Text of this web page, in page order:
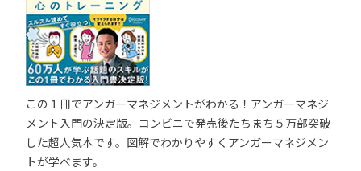
この１冊でアンガーマネジメントがわかる！アンガーマネジ
メント入門の決定版。コンビニで発売後たちまち５万部突破
した超人気本です。図解でわかりやすくアンガーマネジメン
トが学べます。